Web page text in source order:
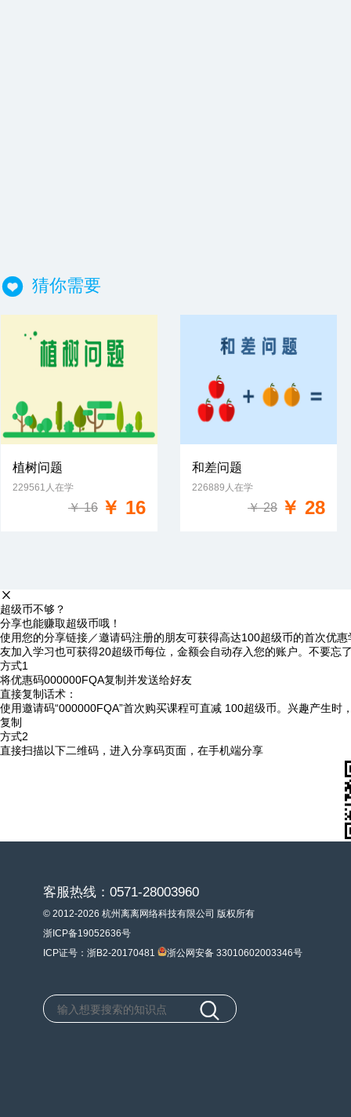
猜你需要
免费试学
植树问题
229561人在学
￥ 16 ￥ 16
免费试学
和差问题
226889人在学
￥ 28 ￥ 28
超级币不够？
分享也能赚取超级币哦！
使用您的分享链接／邀请码注册的朋友可获得高达100超级币的首次优
友加入学习也可获得20超级币每位，金额会自动存入您的账户。不要忘
方式1
将优惠码000000FQA复制并发送给好友
直接复制话术：
使用邀请码“000000FQA”首次购买课程可直减 100超级币。兴趣产生时
复制
方式2
直接扫描以下二维码，进入分享码页面，在手机端分享
客服热线：0571-28003960
© 2012-2026 杭州离离网络科技有限公司 版权所有
浙ICP备19052636号
ICP证号：浙B2-20170481
浙公网安备 33010602003346号